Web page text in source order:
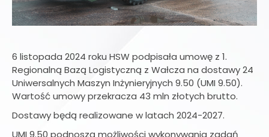
6 listopada 2024 roku HSW podpisała umowę z 1.
Regionalną Bazą Logistyczną z Wałcza na dostawy 24
Uniwersalnych Maszyn Inżynieryjnych 9.50 (UMI 9.50).
Wartość umowy przekracza 43 mln złotych brutto.
Dostawy będą realizowane w latach 2024-2027.
UMI 9.50 podnoszą możliwości wykonywania zadań